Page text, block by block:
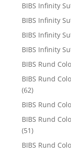
BIBS Infinity
BIBS Infinity
BIBS Infinity
BIBS Infinity
BIBS Rund
BIBS Rund
(62)
BIBS Rund
BIBS Rund
(51)
BIBS Rund